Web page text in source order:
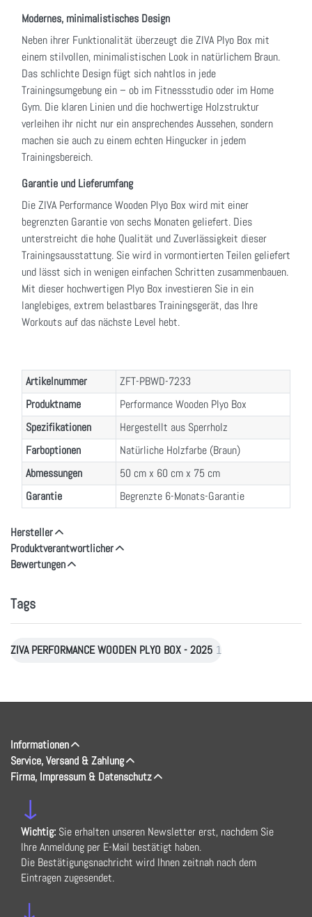
Modernes, minimalistisches Design
Neben ihrer Funktionalität überzeugt die ZIVA Plyo Box mit
einem stilvollen, minimalistischen Look in natürlichem Braun.
Das schlichte Design fügt sich nahtlos in jede
Trainingsumgebung ein – ob im Fitnessstudio oder im Home
Gym. Die klaren Linien und die hochwertige Holzstruktur
verleihen ihr nicht nur ein ansprechendes Aussehen, sondern
machen sie auch zu einem echten Hingucker in jedem
Trainingsbereich.
Garantie und Lieferumfang
Die ZIVA Performance Wooden Plyo Box wird mit einer
begrenzten Garantie von sechs Monaten geliefert. Dies
unterstreicht die hohe Qualität und Zuverlässigkeit dieser
Trainingsausstattung. Sie wird in vormontierten Teilen geliefert
und lässt sich in wenigen einfachen Schritten zusammenbauen.
Mit dieser hochwertigen Plyo Box investieren Sie in ein
langlebiges, extrem belastbares Trainingsgerät, das Ihre
Workouts auf das nächste Level hebt.
Artikelnummer
ZFT-PBWD-7233
Produktname
Performance Wooden Plyo Box
Spezifikationen
Hergestellt aus Sperrholz
Farboptionen
Natürliche Holzfarbe (Braun)
Abmessungen
50 cm x 60 cm x 75 cm
Garantie
Begrenzte 6-Monats-Garantie
Hersteller
Produktverantwortlicher
Bewertungen
Tags
ZIVA PERFORMANCE WOODEN PLYO BOX - 2025 1
Informationen
Service, Versand & Zahlung
Firma, Impressum & Datenschutz
↓
Wichtig: Sie erhalten unseren Newsletter erst, nachdem Sie
Ihre Anmeldung per E-Mail bestätigt haben.
Die Bestätigungsnachricht wird Ihnen zeitnah nach dem
Eintragen zugesendet.
↓